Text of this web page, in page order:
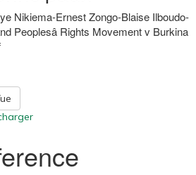
Nikiema-Ernest Zongo-Blaise Ilboudo-
Peoplesâ Rights Movement v Burkina